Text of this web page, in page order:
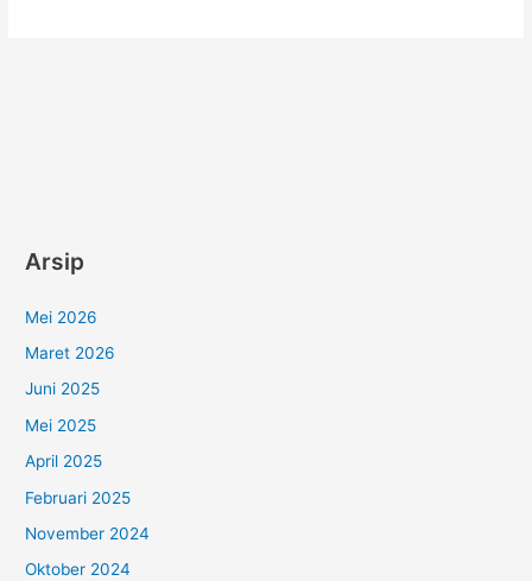
Arsip
Mei 2026
Maret 2026
Juni 2025
Mei 2025
April 2025
Februari 2025
November 2024
Oktober 2024